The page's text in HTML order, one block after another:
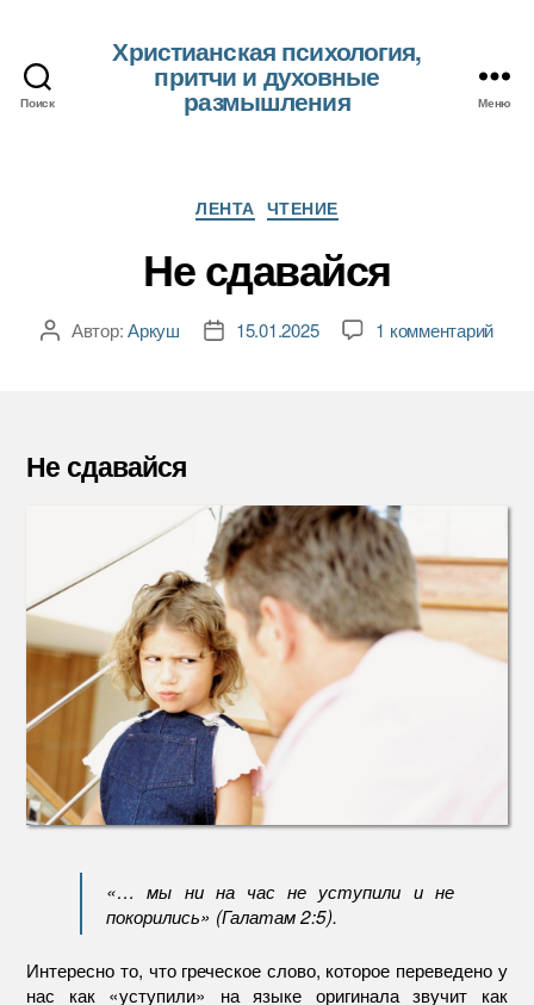
Поиск
Христианская психология,
притчи и духовные
размышления Меню
Рубрики
ЛЕНТА ЧТЕНИЕ
Не сдавайся
АвторАвтор:Аркуш
Дата15.01.2025 1 комментарийк
Не сдавайся
«… мы ни на час не уступили и не
покорились» (Галатам 2:5).
Интересно то, что греческое слово, которое переведено у
нас как «уступили» на языке оригинала звучит как